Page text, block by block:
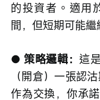
的投資者。適用
間，但短期可能繼
● 策略邏輯：這
（開倉）一張認
作為交換，你承